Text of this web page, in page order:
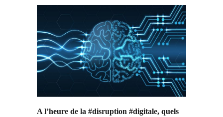
A l’heure de la #disruption #digitale, quels